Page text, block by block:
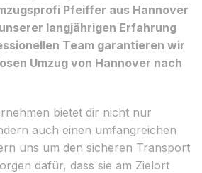
Pfeiffer aus Hannover
langjährigen Erfahrung
Team garantieren wir
Umzug von Hannover nach
bietet dir nicht nur
auch einen umfangreichen
uns um den sicheren Transport
dafür, dass sie am Zielort